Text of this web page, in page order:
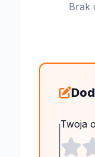
Brak
Twoja